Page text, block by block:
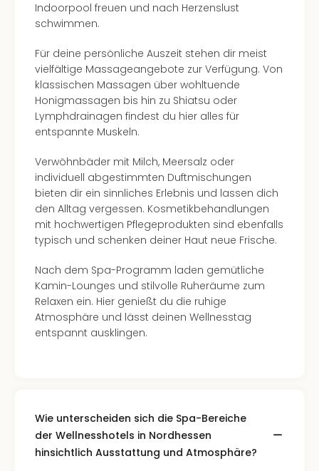
Indoorpool freuen und nach Herzenslust
schwimmen.
Für deine persönliche Auszeit stehen dir meist
vielfältige Massageangebote zur Verfügung. Von
klassischen Massagen über wohltuende
Honigmassagen bis hin zu Shiatsu oder
Lymphdrainagen findest du hier alles für
entspannte Muskeln.
Verwöhnbäder mit Milch, Meersalz oder
individuell abgestimmten Duftmischungen
bieten dir ein sinnliches Erlebnis und lassen dich
den Alltag vergessen. Kosmetikbehandlungen
mit hochwertigen Pflegeprodukten sind ebenfalls
typisch und schenken deiner Haut neue Frische.
Nach dem Spa-Programm laden gemütliche
Kamin-Lounges und stilvolle Ruheräume zum
Relaxen ein. Hier genießt du die ruhige
Atmosphäre und lässt deinen Wellnesstag
entspannt ausklingen.
Wie unterscheiden sich die Spa-Bereiche
der Wellnesshotels in Nordhessen
hinsichtlich Ausstattung und Atmosphäre?